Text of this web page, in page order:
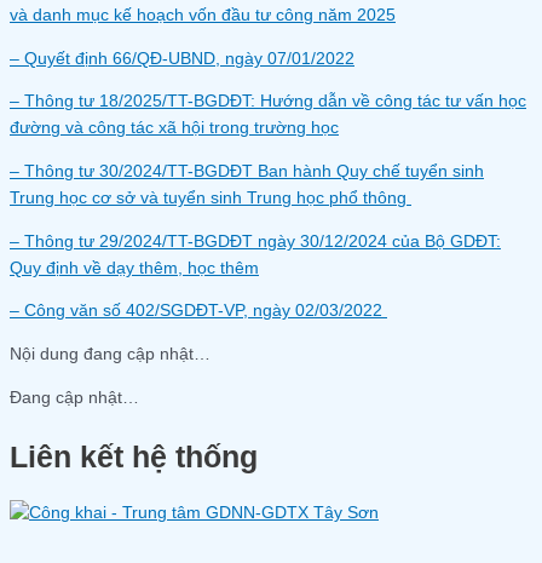
và danh mục kế hoạch vốn đầu tư công năm 2025
– Quyết định 66/QĐ-UBND, ngày 07/01/2022
– Thông tư 18/2025/TT-BGDĐT: Hướng dẫn về công tác tư vấn học
đường và công tác xã hội trong trường học
– Thông tư 30/2024/TT-BGDĐT Ban hành Quy chế tuyển sinh
Trung học cơ sở và tuyển sinh Trung học phổ thông
– Thông tư 29/2024/TT-BGDĐT ngày 30/12/2024 của Bộ GDĐT:
Quy định về dạy thêm, học thêm
– Công văn số 402/SGDĐT-VP, ngày 02/03/2022
Nội dung đang cập nhật…
Đang cập nhật…
Liên kết hệ thống